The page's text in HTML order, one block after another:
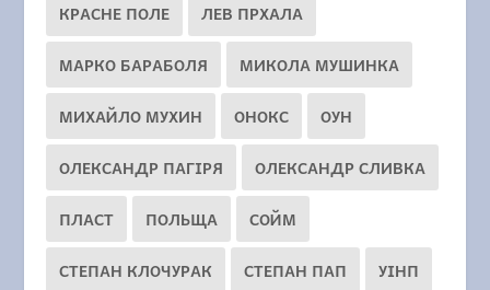
КРАСНЕ ПОЛЕ ЛЕВ ПРХАЛА
МАРКО БАРАБОЛЯ МИКОЛА МУШИНКА
МИХАЙЛО МУХИН ОНОКС ОУН
ОЛЕКСАНДР ПАГІРЯ ОЛЕКСАНДР СЛИВКА
ПЛАСТ ПОЛЬЩА СОЙМ
СТЕПАН КЛОЧУРАК СТЕПАН ПАП УІНП